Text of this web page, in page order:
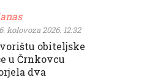
6. kolovoza 2026. 12:32
obiteljske
u Črnkovcu
dva